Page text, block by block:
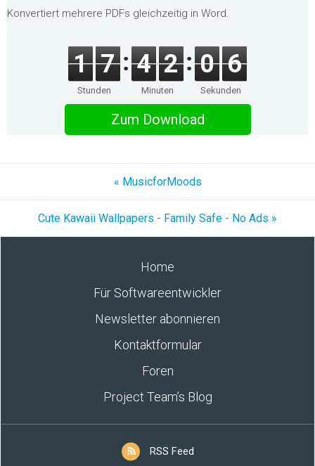
Konvertiert mehrere PDFs gleichzeitig in Word.
1 7
Stunden
4 2
Minuten
0 6
Sekunden
Zum Download
« MusicforMoods
Cute Kawaii Wallpapers - Family Safe - No Ads »
Home
Für Softwareentwickler
Newsletter abonnieren
Kontaktformular
Foren
Project Team’s Blog
RSS Feed